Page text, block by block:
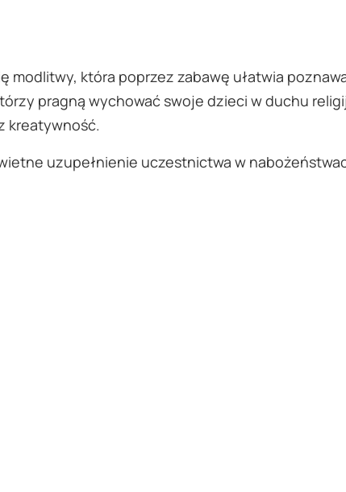
modlitwy, która poprzez zabawę ułatwia
pragną wychować swoje dzieci w duchu
kreatywność.
uzupełnienie uczestnictwa w